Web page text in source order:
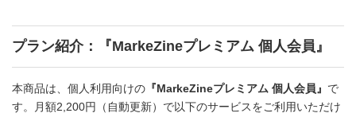
プラン紹介：『MarkeZineプレミアム 個人会員』
本商品は、個人利用向けの 『MarkeZineプレミアム 個人会員』 で
す。月額2,200円（自動更新）で以下のサービスをご利用いただけ